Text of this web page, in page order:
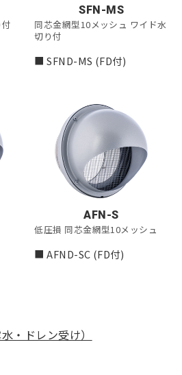
SFN-MS
同芯金網型10メッシュ ワイド水
切り付
■ SFND-MS (FD付)
AFN-S
低圧損 同芯金網型10メッシュ
■ AFND-SC (FD付)
・ドレン受け）